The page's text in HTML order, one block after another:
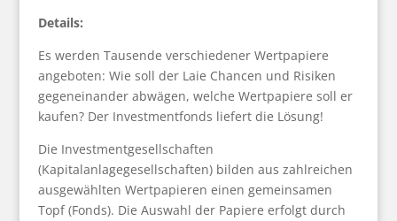
Details:
Es werden Tausende verschiedener Wertpapiere
angeboten: Wie soll der Laie Chancen und Risiken
gegeneinander abwägen, welche Wertpapiere soll er
kaufen? Der Investmentfonds liefert die Lösung!
Die Investmentgesellschaften
(Kapitalanlagegesellschaften) bilden aus zahlreichen
ausgewählten Wertpapieren einen gemeinsamen
Topf (Fonds). Die Auswahl der Papiere erfolgt durch